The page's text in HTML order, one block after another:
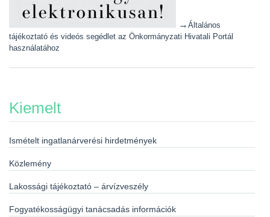
→ Általános
tájékoztató és videós segédlet az Önkormányzati Hivatali Portál
használatához
Kiemelt
Ismételt ingatlanárverési hirdetmények
Közlemény
Lakossági tájékoztató – árvízveszély
Fogyatékosságügyi tanácsadás információk